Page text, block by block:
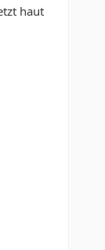
haut